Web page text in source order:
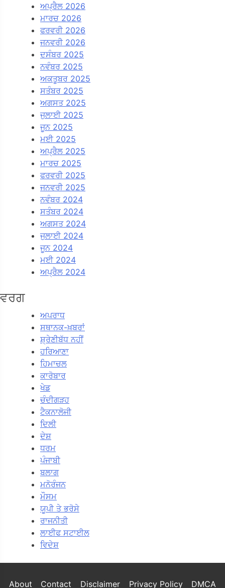
ਅਪ੍ਰੈਲ 2026
ਮਾਰਚ 2026
ਫਰਵਰੀ 2026
ਜਨਵਰੀ 2026
ਦਸੰਬਰ 2025
ਨਵੰਬਰ 2025
ਅਕਤੂਬਰ 2025
ਸਤੰਬਰ 2025
ਅਗਸਤ 2025
ਜੁਲਾਈ 2025
ਜੂਨ 2025
ਮਈ 2025
ਅਪ੍ਰੈਲ 2025
ਮਾਰਚ 2025
ਫਰਵਰੀ 2025
ਜਨਵਰੀ 2025
ਨਵੰਬਰ 2024
ਸਤੰਬਰ 2024
ਅਗਸਤ 2024
ਜੁਲਾਈ 2024
ਜੂਨ 2024
ਮਈ 2024
ਅਪ੍ਰੈਲ 2024
ਵਰਗ
ਅਪਰਾਧ
ਸਥਾਨਕ-ਖ਼ਬਰਾਂ
ਸ਼੍ਰੇਣੀਬੱਧ ਨਹੀਂ
ਹਰਿਆਣਾ
ਹਿਮਾਚਲ
ਕਾਰੋਬਾਰ
ਖੇਡ
ਚੰਦੀਗੜਹ
ਟੈਕਨਾਲੋਜੀ
ਦਿਲੀ
ਦੇਸ਼
ਧਰਮ
ਪੰਜਾਬੀ
ਬਲਾਗ
ਮਨੋਰੰਜਨ
ਮੌਸਮ
ਯੂਪੀ ਤੇ ਭਰੋਸੇ
ਰਾਜਨੀਤੀ
ਲਾਈਫ ਸਟਾਈਲ
ਵਿਦੇਸ਼
About Contact Disclaimer Privacy Policy DMCA